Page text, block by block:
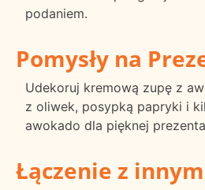
podaniem.
Pomysły na
Udekoruj kremową zupę z
z oliwek, posypką papryki i
awokado dla pięknej
Łączenie z